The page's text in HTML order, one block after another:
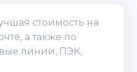
стоимость на
а также по
линии, ПЭК,